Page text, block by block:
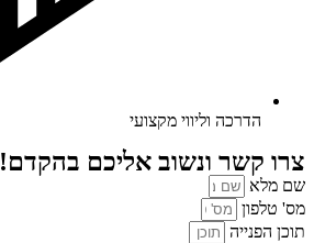
הדרכה וליווי מקצועי
צרו קשר ונשוב אליכם בהקדם!
שם מלא
מס' טלפון
תוכן הפנייה